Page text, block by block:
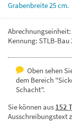
Grabenbreite25cm.
Abrechnungseinheit:
Kennung: STLB-Bau
Oben sehen
dem Bereich
Schacht".
Sie können aus 152
Ausschreibungstext